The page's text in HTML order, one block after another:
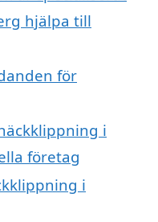
hjälpa till
för
i
företag
i